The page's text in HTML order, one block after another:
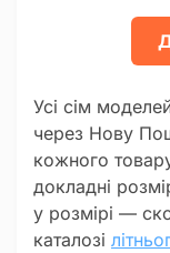
Усі сім
через Нову
кожного товару
докладні
у розмірі —
каталозі